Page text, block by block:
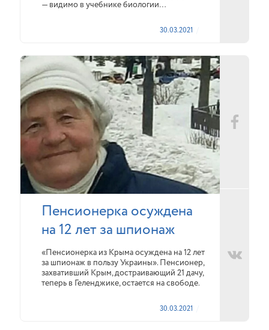
— видимо в учебнике биологии…
30.03.2021
Пенсионерка осуждена
на 12 лет за шпионаж
«Пенсионерка из Крыма осуждена на 12 лет
за шпионаж в пользу Украины». Пенсионер,
захвативший Крым, достраивающий 21 дачу,
теперь в Геленджике, остается на свободе.
30.03.2021